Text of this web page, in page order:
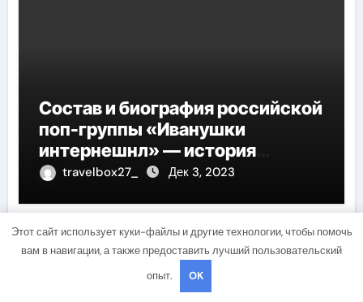
Состав и биография российской
поп-группы «Иванушки
интернешнл» — история
успеха, музыка и судьбы
travelbox27_ Дек 3, 2023
Uncategorised
Этот сайт использует куки-файлы и другие технологии, чтобы помочь
вам в навигации, а также предоставить лучший пользовательский
опыт.
OK